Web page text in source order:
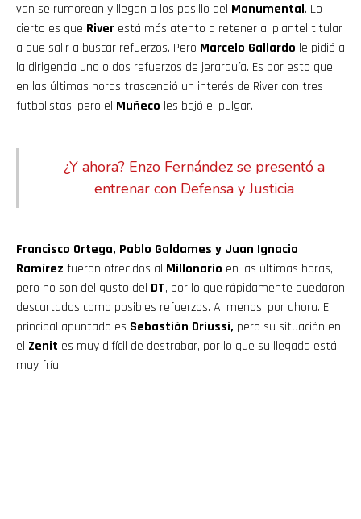
van se rumorean y llegan a los pasillo del Monumental. Lo
cierto es que River está más atento a retener al plantel titular
a que salir a buscar refuerzos. Pero Marcelo Gallardo le pidió a
la dirigencia uno o dos refuerzos de jerarquía. Es por esto que
en las últimas horas trascendió un interés de River con tres
futbolistas, pero el Muñeco les bajó el pulgar.
¿Y ahora? Enzo Fernández se presentó a
entrenar con Defensa y Justicia
Francisco Ortega, Pablo Galdames y Juan Ignacio
Ramírez fueron ofrecidos al Millonario en las últimas horas,
pero no son del gusto del DT, por lo que rápidamente quedaron
descartados como posibles refuerzos. Al menos, por ahora. El
principal apuntado es Sebastián Driussi, pero su situación en
el Zenit es muy difícil de destrabar, por lo que su llegada está
muy fría.